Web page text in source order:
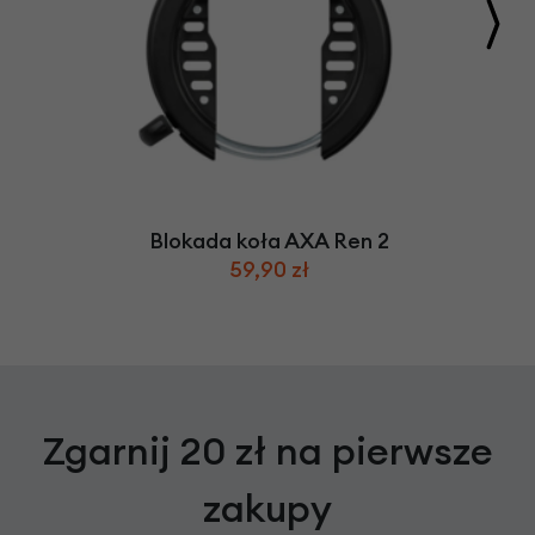
Blokada koła AXA Ren 2
59,90 zł
Zgarnij 20 zł na pierwsze
zakupy